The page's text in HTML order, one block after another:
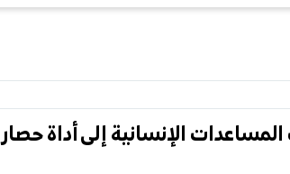
الإنسانية إلى أداة حصار